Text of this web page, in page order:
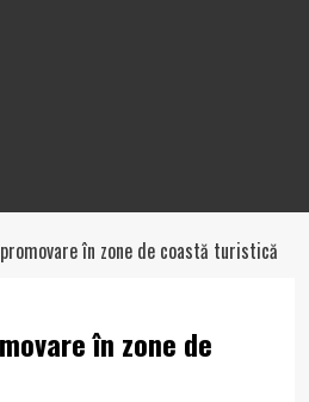
în zone de coastă turistică
în zone de